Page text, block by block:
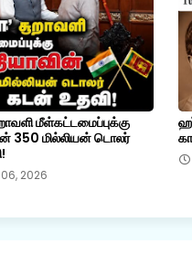
மீள்கட்டமைப்புக்கு
350 மில்லியன் டொலர்
2026